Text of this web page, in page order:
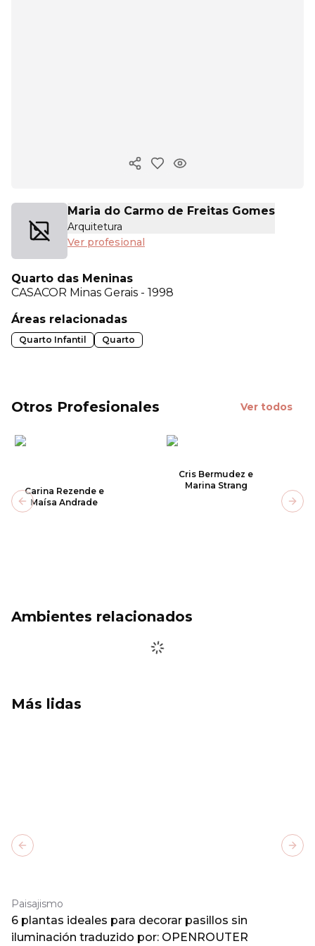
Copiar enlace
Maria do Carmo de Freitas Gomes
Arquitetura
Ver profesional
Quarto das Meninas
CASACOR Minas Gerais - 1998
Áreas relacionadas
Quarto Infantil Quarto
Otros Profesionales Ver todos
Carina Rezende e
Maísa Andrade
Cris Bermudez e
Marina Strang
Previous slide
Ambientes relacionados
Más lidas
Paisajismo
6 plantas ideales para decorar pasillos sin
iluminación traduzido por: OPENROUTER
Previous slide